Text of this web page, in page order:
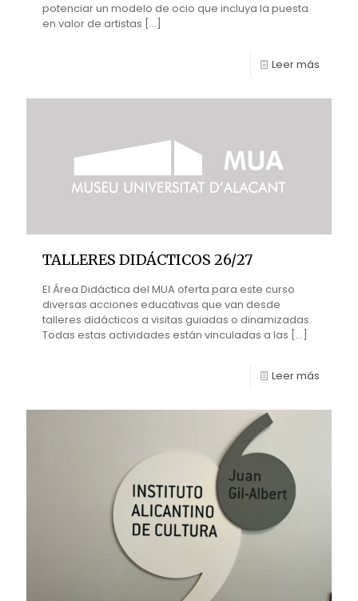
potenciar un modelo de ocio que incluya la puesta
en valor de artistas […]
Leer más
TALLERES DIDÁCTICOS 26/27
El Área Didáctica del MUA oferta para este curso
diversas acciones educativas que van desde
talleres didácticos a visitas guiadas o dinamizadas.
Todas estas actividades están vinculadas a las […]
Leer más